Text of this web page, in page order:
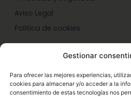
Gestionar
Para ofrecer las mejores experiencias,
cookies para almacenar y/o acceder a la
consentimiento de estas tecnologías nos
Aviso Legal
Política de cookies
Hazte Miembro Herbalife